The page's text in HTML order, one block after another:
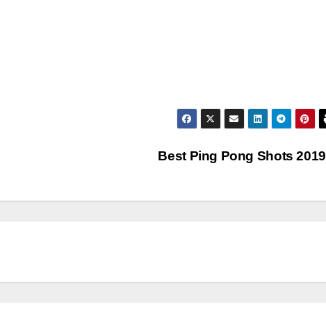
Best Ping Pong Shots 2019